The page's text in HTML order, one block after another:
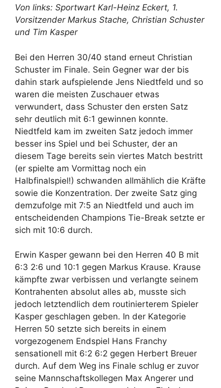
Von links: Sportwart Karl-Heinz Eckert, 1.
Vorsitzender Markus Stache, Christian Schuster
und Tim Kasper
Bei den Herren 30/40 stand erneut Christian
Schuster im Finale. Sein Gegner war der bis
dahin stark aufspielende Jens Niedtfeld und so
waren die meisten Zuschauer etwas
verwundert, dass Schuster den ersten Satz
sehr deutlich mit 6:1 gewinnen konnte.
Niedtfeld kam im zweiten Satz jedoch immer
besser ins Spiel und bei Schuster, der an
diesem Tage bereits sein viertes Match bestritt
(er spielte am Vormittag noch ein
Halbfinalspiel!) schwanden allmählich die Kräfte
sowie die Konzentration. Der zweite Satz ging
demzufolge mit 7:5 an Niedtfeld und auch im
entscheidenden Champions Tie-Break setzte er
sich mit 10:6 durch.
Erwin Kasper gewann bei den Herren 40 B mit
6:3 2:6 und 10:1 gegen Markus Krause. Krause
kämpfte zwar verbissen und verlangte seinem
Kontrahenten absolut alles ab, musste sich
jedoch letztendlich dem routinierterem Spieler
Kasper geschlagen geben. In der Kategorie
Herren 50 setzte sich bereits in einem
vorgezogenem Endspiel Hans Franchy
sensationell mit 6:2 6:2 gegen Herbert Breuer
durch. Auf dem Weg ins Finale schlug er zuvor
seine Mannschaftskollegen Max Angerer und